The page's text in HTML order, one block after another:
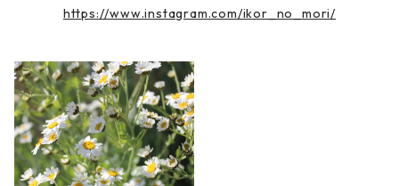
https://www.instagram.com/ikor_no_mori/